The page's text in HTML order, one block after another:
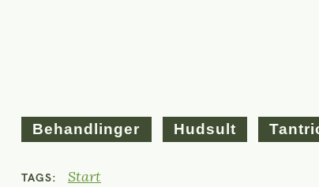
Behandlinger Hudsult
TAGS Start